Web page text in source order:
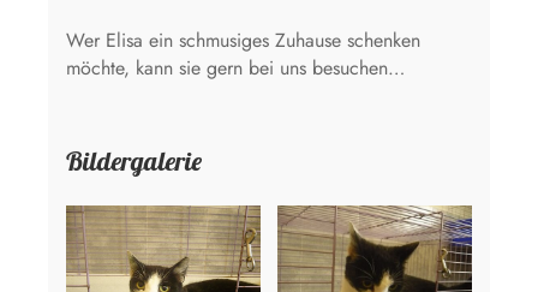
Wer Elisa ein schmusiges Zuhause schenken
möchte, kann sie gern bei uns besuchen…
Bildergalerie